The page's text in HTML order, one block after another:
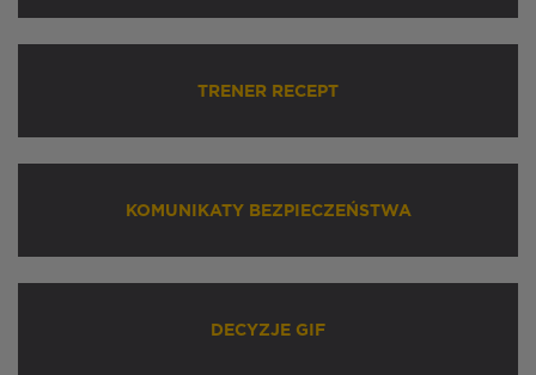
TRENER RECEPT
KOMUNIKATY BEZPIECZEŃSTWA
DECYZJE GIF